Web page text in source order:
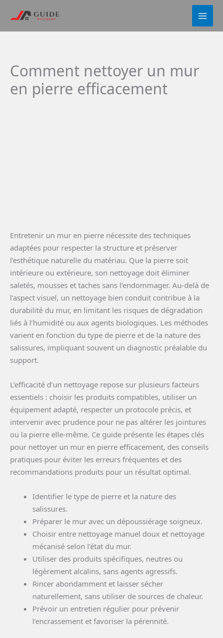
contenu
Comment nettoyer un mur
en pierre efficacement
Entretenir un mur en pierre nécessite des techniques
adaptées pour respecter la structure et préserver
l’esthétique naturelle du matériau. Que la pierre soit
intérieure ou extérieure, son nettoyage doit éliminer
saletés, mousses et taches sans l’endommager. Au-delà de
l’aspect visuel, un nettoyage bien conduit contribue à la
durabilité du mur, en limitant les risques de dégradation
liés à l’humidité ou aux agents biologiques. Les méthodes
varient en fonction du type de pierre et de la nature des
salissures, impliquant souvent un diagnostic préalable du
support.
L’efficacité d’un nettoyage repose sur plusieurs facteurs
essentiels : choisir les produits compatibles, utiliser un
équipement adapté, respecter un protocole précis, et
intervenir avec prudence pour ne pas altérer les jointures
ou la pierre elle-même. Ce guide présente les étapes clés
pour nettoyer un mur en pierre efficacement, des conseils
pratiques pour éviter les erreurs fréquentes et des
recommandations produits pour un résultat optimal.
Identifier le type de pierre et la nature des
salissures.
Préparer le mur avec un dépoussiérage soigneux.
Choisir entre nettoyage manuel doux et nettoyage
mécanisé selon l’état du mur.
Utiliser des produits spécifiques, neutres ou
légèrement alcalins, sans agents agressifs.
Rincer abondamment et laisser sécher
naturellement, sans utiliser de sources de chaleur.
Prévoir un entretien régulier pour prévenir
l’encrassement et favoriser la pérennité.